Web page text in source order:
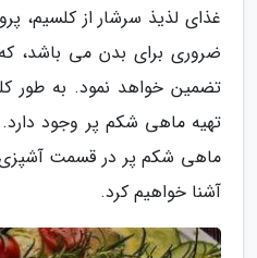
غذای لذیذ سرشار از کلسیم،
ضروری برای بدن می باشد،
تضمین خواهد نمود. به طور
تهیه ماهی شکم پر وجود دارد.
ماهی شکم پر در قسمت آشپزی
آشنا خواهیم کرد.